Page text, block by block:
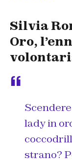
Silvia
Oro,
lady in
strano?